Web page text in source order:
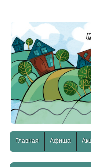
Главная Афиша